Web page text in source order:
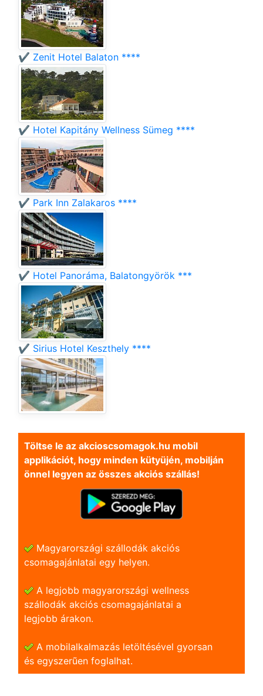
✔️ Zenit Hotel Balaton ****
✔️ Hotel Kapitány Wellness Sümeg ****
✔️ Park Inn Zalakaros ****
✔️ Hotel Panoráma, Balatongyörök ***
✔️ Sirius Hotel Keszthely ****
Töltse le az akcioscsomagok.hu mobil
applikációt, hogy minden kütyüjén, mobilján
önnel legyen az összes akciós szállás!
Magyarországi szállodák akciós
csomagajánlatai egy helyen.
A legjobb magyarországi wellness
szállodák akciós csomagajánlatai a
legjobb árakon.
A mobilalkalmazás letöltésével gyorsan
és egyszerũen foglalhat.